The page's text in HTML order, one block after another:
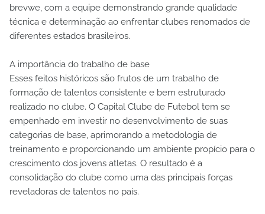
brevwe, com a equipe demonstrando grande qualidade
técnica e determinação ao enfrentar clubes renomados de
diferentes estados brasileiros.
A importância do trabalho de base
Esses feitos históricos são frutos de um trabalho de
formação de talentos consistente e bem estruturado
realizado no clube. O Capital Clube de Futebol tem se
empenhado em investir no desenvolvimento de suas
categorias de base, aprimorando a metodologia de
treinamento e proporcionando um ambiente propício para o
crescimento dos jovens atletas. O resultado é a
consolidação do clube como uma das principais forças
reveladoras de talentos no país.